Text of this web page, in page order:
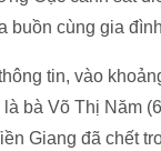
buồn cùng gia
tin, vào
bà Võ Thị Năm
Giang đã chết